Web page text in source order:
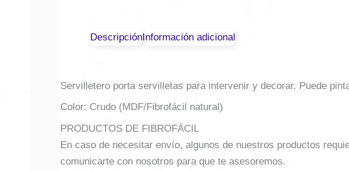
DescripciónInformación adicional
Servilletero porta servilletas para intervenir y decorar. Puede
Color: Crudo (MDF/Fibrofácil natural)
PRODUCTOS DE FIBROFÁCIL
En caso de necesitar envío, algunos de nuestros productos
comunicarte con nosotros para que te asesoremos.